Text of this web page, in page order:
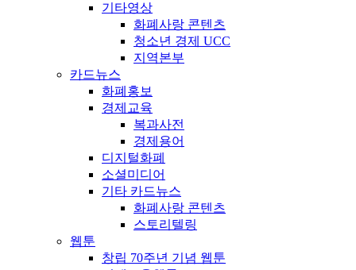
기타영상
화폐사랑 콘텐츠
청소년 경제 UCC
지역본부
카드뉴스
화폐홍보
경제교육
복과사전
경제용어
디지털화폐
소셜미디어
기타 카드뉴스
화폐사랑 콘텐츠
스토리텔링
웹툰
창립 70주년 기념 웹툰